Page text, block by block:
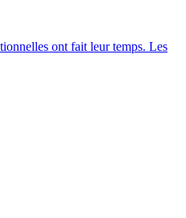
ont fait leur temps. Les